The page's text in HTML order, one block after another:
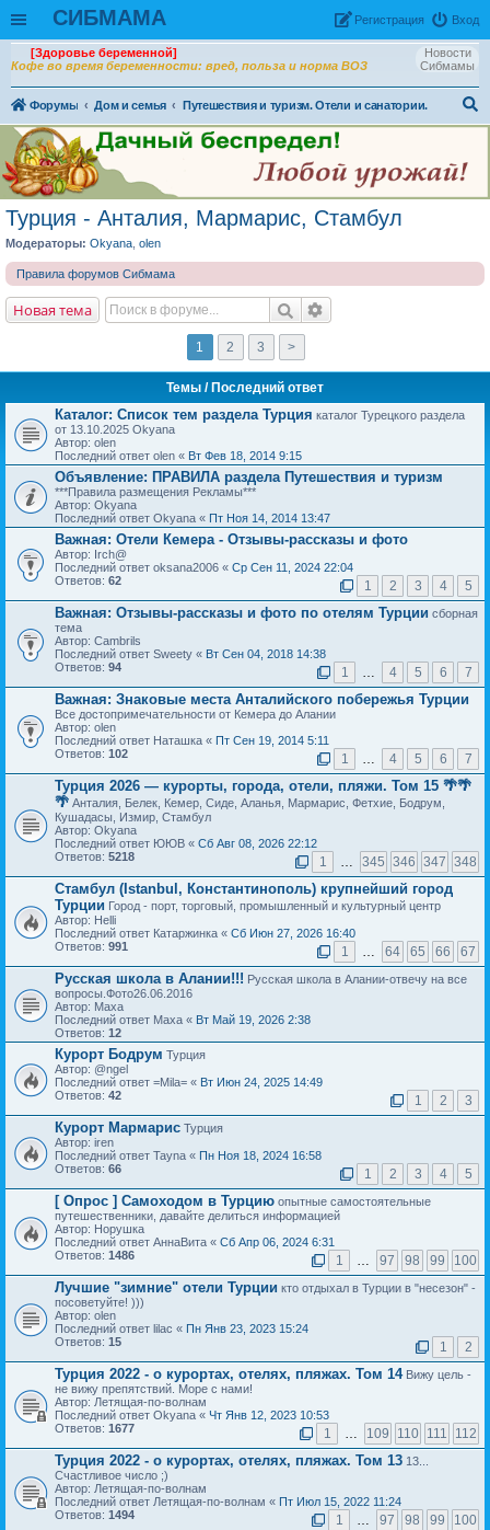
СИБМАМА Вход
Рeгиcтpaция
Новости
Сибмамы
[Здоровье беременной]
Кофе во время беременности: вред, польза и норма ВОЗ
Форумы Дом и семья
Путешествия и туризм. Отели и санатории.
ои
Турция - Анталия, Мармарис, Стамбул
Модераторы: Okyana olen
Правила форумов Сибмама
Новая тема
1 2 3 >
Темы / Последний ответ
Каталог: Список тем раздела Турция каталог Турецкого раздела
от 13.10.2025 Okyana
Автор: olen
Последний ответ olen « Вт Фев 18, 2014 9:15
Объявление: ПРАВИЛА раздела Путешествия и туризм
***Правила размещения Рекламы***
Автор: Okyana
Последний ответ Okyana « Пт Ноя 14, 2014 13:47
Важная: Отели Кемера - Отзывы-рассказы и фото
Автор: Irch@
Последний ответ oksana2006 « Ср Сен 11, 2024 22:04
Ответов: 62 1 2 3 4 5
Важная: Отзывы-рассказы и фото по отелям Турции сборная
тема
Автор: Cambrils
Последний ответ Sweety « Вт Сен 04, 2018 14:38
Ответов: 94 1 … 4 5 6 7
Важная: Знаковые места Анталийского побережья Турции
Все достопримечательности от Кемера до Алании
Автор: olen
Последний ответ Наташка « Пт Сен 19, 2014 5:11
Ответов: 102 1 … 4 5 6 7
Турция 2026 — курорты, города, отели, пляжи. Том 15 🌴🌴
🌴 Анталия, Белек, Кемер, Сиде, Аланья, Мармарис, Фетхие, Бодрум,
Кушадасы, Измир, Стамбул
Автор: Okyana
Последний ответ ЮЮВ « Сб Авг 08, 2026 22:12
Ответов: 5218 1 … 345 346 347 348
Стамбул (Istanbul, Константинополь) крупнейший город
Турции Город - порт, торговый, промышленный и культурный центр
Автор: Helli
Последний ответ Катаржинка « Сб Июн 27, 2026 16:40
Ответов: 991 1 … 64 65 66 67
Русская школа в Алании!!! Русская школа в Алании-отвечу на все
вопросы.Фото26.06.2016
Автор: Маха
Последний ответ Маха « Вт Май 19, 2026 2:38
Ответов: 12
Курорт Бодрум Турция
Автор: @ngel
Последний ответ =Mila= « Вт Июн 24, 2025 14:49
Ответов: 42 1 2 3
Курорт Мармарис Турция
Автор: iren
Последний ответ Tayna « Пн Ноя 18, 2024 16:58
Ответов: 66 1 2 3 4 5
[ Опрос ] Самоходом в Турцию опытные самостоятельные
путешественники, давайте делиться информацией
Автор: Норушка
Последний ответ АннаВита « Сб Апр 06, 2024 6:31
Ответов: 1486 1 … 97 98 99 100
Лучшие "зимние" отели Турции кто отдыхал в Турции в "несезон" -
посоветуйте! )))
Автор: olen
Последний ответ lilac « Пн Янв 23, 2023 15:24
Ответов: 15 1 2
Турция 2022 - о курортах, отелях, пляжах. Том 14Вижу цель -
не вижу препятствий. Море с нами!
Автор: Летящая-по-волнам
Последний ответ Okyana « Чт Янв 12, 2023 10:53
Ответов: 1677 1 … 109 110 111 112
Турция 2022 - о курортах, отелях, пляжах. Том 13 13...
Счастливое число ;)
Автор: Летящая-по-волнам
Последний ответ Летящая-по-волнам « Пт Июл 15, 2022 11:24
Ответов: 1494 1 … 97 98 99 100